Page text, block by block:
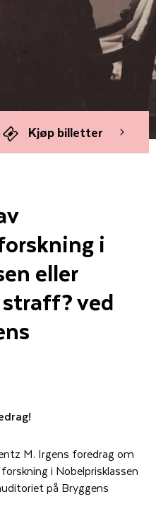
Kjøp billetter
i
eller
ved
M. Irgens foredrag om
i Nobelprisklassen
på Bryggens